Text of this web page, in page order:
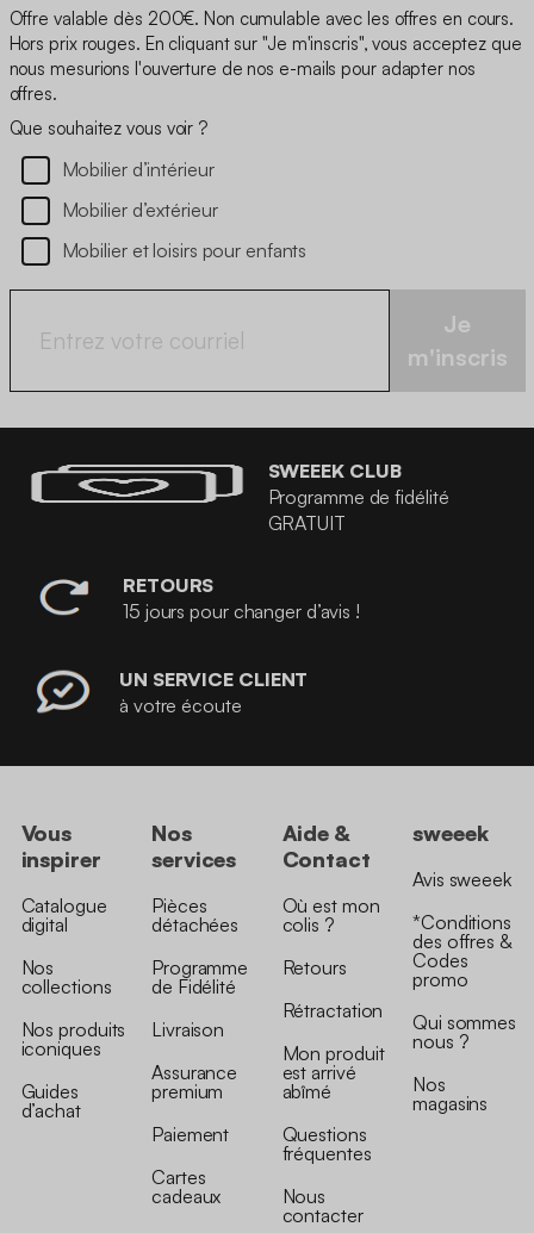
Offre valable dès 200€. Non cumulable avec les offres en cours.
Hors prix rouges. En cliquant sur "Je m'inscris", vous acceptez que
nous mesurions l'ouverture de nos e-mails pour adapter nos
offres.
Que souhaitez vous voir ?
Mobilier d’intérieur
Mobilier d’extérieur
Mobilier et loisirs pour enfants
Je
m'inscris
SWEEEK CLUB
Programme de fidélité
GRATUIT
RETOURS
15 jours pour changer d’avis !
UN SERVICE CLIENT
à votre écoute
Vous
inspirer
Catalogue
digital
Nos
collections
Nos produits
iconiques
Guides
d’achat
Nos
services
Pièces
détachées
Programme
de Fidélité
Livraison
Assurance
premium
Paiement
Cartes
cadeaux
Aide &
Contact
Où est mon
colis ?
Retours
Rétractation
Mon produit
est arrivé
abîmé
Questions
fréquentes
Nous
contacter
sweeek
Avis sweeek
*Conditions
des offres &
Codes
promo
Qui sommes
nous ?
Nos
magasins